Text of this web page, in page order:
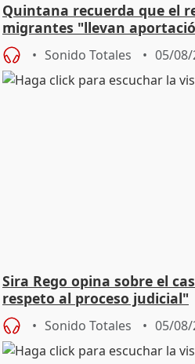
Quintana recuerda que el
migrantes "llevan
central
Sonido Totales 05/08/
Sira Rego opina sobre el
respeto al proceso judicial"
Sonido Totales 05/08/